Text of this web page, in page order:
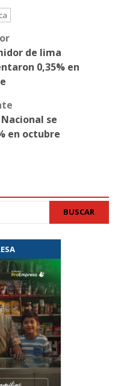
de lima
0,35% en
se
en octubre
BUSCAR